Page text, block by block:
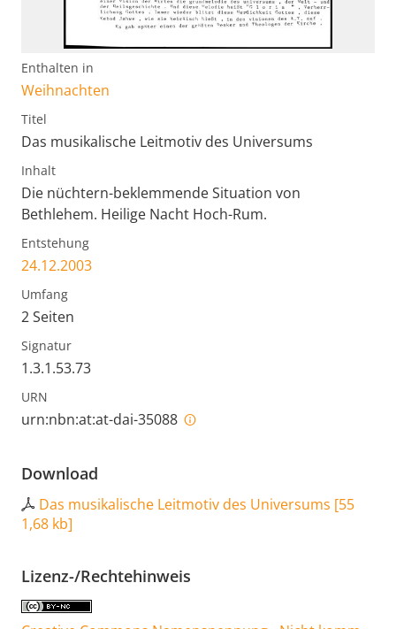
Enthalten in
Weihnachten
Titel
Das musikalische Leitmotiv des Universums
Inhalt
Die nüchtern-beklemmende Situation von
Bethlehem. Heilige Nacht Hoch-Rum.
Entstehung
24.12.2003
Umfang
2 Seiten
Signatur
1.3.1.53.73
URN
urn:nbn:at:at-dai-35088
Download
Das musikalische Leitmotiv des Universums [55
1,68 kb]
Lizenz-/Rechtehinweis